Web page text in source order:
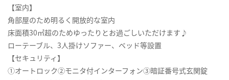
【室内】
角部屋のため明るく開放的な室内
床面積30㎡超のためゆったりとお過ごしいただけます♪
ローテーブル、3人掛けソファー、ベッド等設置
【セキュリティ】
①オートロック②モニタ付インターフォン③暗証番号式玄関錠